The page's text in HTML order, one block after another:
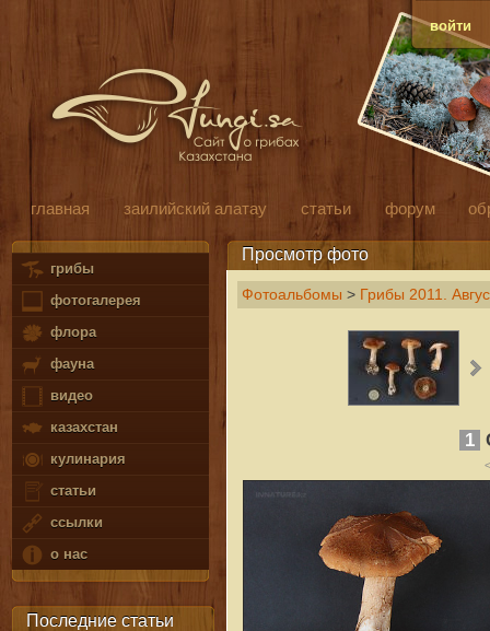
войти
главная заилийский алатау статьи форум
грибы
фотогалерея
флора
фауна
видео
казахстан
кулинария
статьи
ссылки
о нас
Последние статьи
Просмотр фото
Фотоальбомы > Грибы 2011.
1